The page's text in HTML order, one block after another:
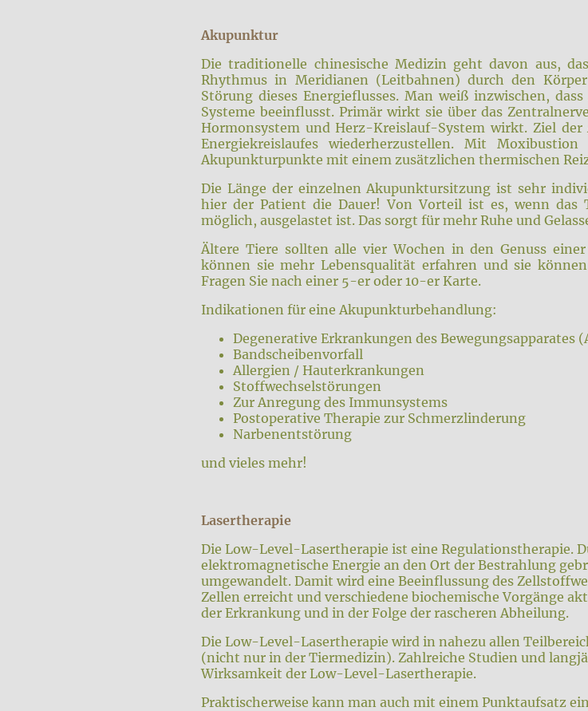
Akupunktur
Die traditionelle chinesische Medizin geht davon aus,
Rhythmus in Meridianen (Leitbahnen) durch den
Störung dieses Energieflusses. Man weiß inzwischen,
Systeme beeinflusst. Primär wirkt sie über das
Hormonsystem und Herz-Kreislauf-System wirkt. Ziel
Energiekreislaufes wiederherzustellen. Mit
Akupunkturpunkte mit einem zusätzlichen thermischen
Die Länge der einzelnen Akupunktursitzung ist sehr
hier der Patient die Dauer! Von Vorteil ist es, wenn das
möglich, ausgelastet ist. Das sorgt für mehr Ruhe und
Ältere Tiere sollten alle vier Wochen in den Genuss
können sie mehr Lebensqualität erfahren und sie
Fragen Sie nach einer 5-er oder 10-er Karte.
Indikationen für eine Akupunkturbehandlung:
Degenerative Erkrankungen des Bewegungsapparates
Bandscheibenvorfall
Allergien / Hauterkrankungen
Stoffwechselstörungen
Zur Anregung des Immunsystems
Postoperative Therapie zur Schmerzlinderung
Narbenentstörung
und vieles mehr!
Lasertherapie
Die Low-Level-Lasertherapie ist eine Regulationstherapie.
elektromagnetische Energie an den Ort der Bestrahlung
umgewandelt. Damit wird eine Beeinflussung des
Zellen erreicht und verschiedene biochemische Vorgänge
der Erkrankung und in der Folge der rascheren Abheilung.
Die Low-Level-Lasertherapie wird in nahezu allen
(nicht nur in der Tiermedizin). Zahlreiche Studien und
Wirksamkeit der Low-Level-Lasertherapie.
Praktischerweise kann man auch mit einem Punktaufsatz